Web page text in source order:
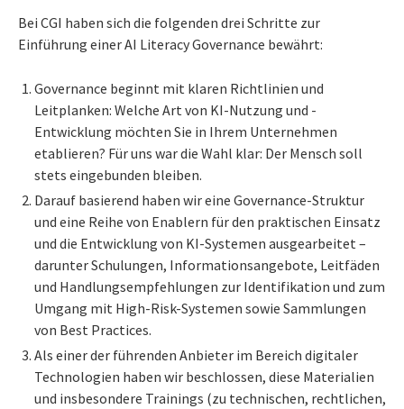
Bei CGI haben sich die folgenden drei Schritte zur
Einführung einer AI Literacy Governance bewährt:
Governance beginnt mit klaren Richtlinien und
Leitplanken: Welche Art von KI-Nutzung und -
Entwicklung möchten Sie in Ihrem Unternehmen
etablieren? Für uns war die Wahl klar: Der Mensch soll
stets eingebunden bleiben.
Darauf basierend haben wir eine Governance-Struktur
und eine Reihe von Enablern für den praktischen Einsatz
und die Entwicklung von KI-Systemen ausgearbeitet –
darunter Schulungen, Informationsangebote, Leitfäden
und Handlungsempfehlungen zur Identifikation und zum
Umgang mit High-Risk-Systemen sowie Sammlungen
von Best Practices.
Als einer der führenden Anbieter im Bereich digitaler
Technologien haben wir beschlossen, diese Materialien
und insbesondere Trainings (zu technischen, rechtlichen,